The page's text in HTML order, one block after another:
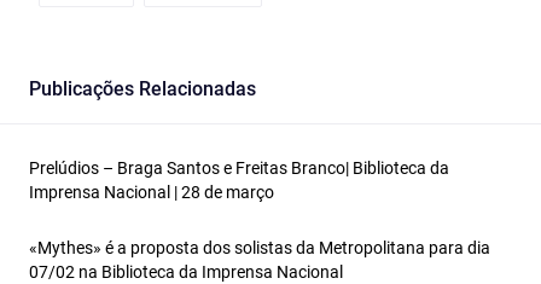
Publicações Relacionadas
Prelúdios – Braga Santos e Freitas Branco| Biblioteca da
Imprensa Nacional | 28 de março
«Mythes» é a proposta dos solistas da Metropolitana para dia
07/02 na Biblioteca da Imprensa Nacional